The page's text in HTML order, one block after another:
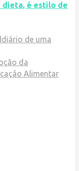
dieta, é estilo de
diário de uma
da
Alimentar